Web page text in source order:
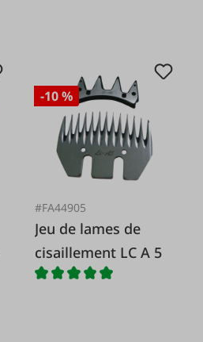
-10 %
#FA44905
Jeu de lames de
cisaillement LC A 5